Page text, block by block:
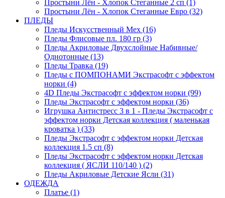
Простыни Лён - Хлопок Стеганные 2 сп (1)
Простыни Лён - Хлопок Стеганные Евро (32)
ПЛЕДЫ
Пледы Искусственный Мех (16)
Пледы Флисовые пл. 180 гр (3)
Пледы Акриловые Двухслойные Набивные/
Однотонные (13)
Пледы Травка (19)
Пледы с ПОМПОНАМИ Экстрасофт с эффектом
норки (4)
4D Пледы Экстрасофт с эффектом норки (99)
Пледы Экстрасофт с эффектом норки (36)
Игрушка Антистресс 3 в 1 - Пледы Экстрасофт с
эффектом норки Детская коллекция ( маленькая
кроватка ) (33)
Пледы Экстрасофт с эффектом норки Детская
коллекция 1.5 сп (8)
Пледы Экстрасофт с эффектом норки Детская
коллекция ( ЯСЛИ 110/140 ) (2)
Пледы Акриловые Детские Ясли (31)
ОДЕЖДА
Платье (1)